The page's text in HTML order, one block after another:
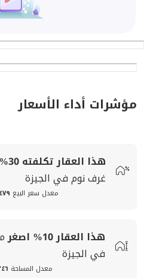
مؤشرات أداء الأسعار
هذا العقار تكلفته30%
غرف نوم في الجيزة
معدل سعر البيع
هذا العقار10% اصغر
في الجيزة
معدل المساحة ٣٤٦